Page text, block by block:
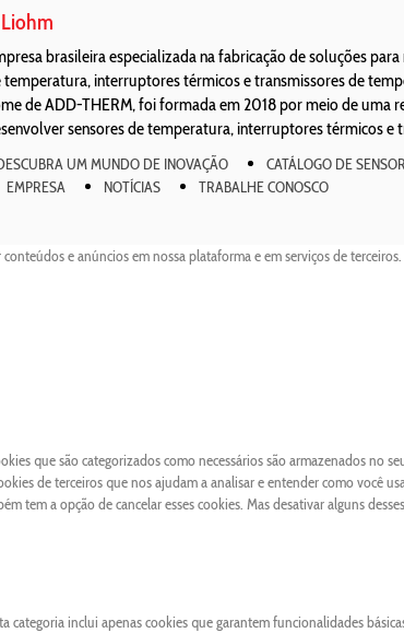
brasileira especializada na fabricação de soluções
temperatura, interruptores térmicos e transmissores de
de ADD-THERM, foi formada em 2018 por meio de uma
sensores de temperatura, interruptores térmicos e
UM MUNDO DE INOVAÇÃO CATÁLOGO DE
EMPRESA
NOTÍCIAS TRABALHE CONOSCO
e anúncios em nossa plataforma e em serviços de
que são categorizados como necessários são armazenados no
de terceiros que nos ajudam a analisar e entender como você
tem a opção de cancelar esses cookies. Mas desativar alguns
inclui apenas cookies que garantem funcionalidades